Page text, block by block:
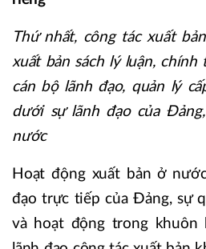
Thứ nhất, công tác xuất
xuất bản sách lý luận,
cán bộ lãnh đạo, quản lý
dưới sự lãnh đạo của
nước
Hoạt động xuất bản ở
đạo trực tiếp của Đảng, sự
và hoạt động trong khuôn